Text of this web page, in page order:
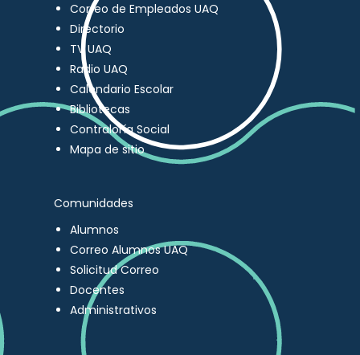
Correo de Empleados UAQ
Directorio
TV UAQ
Radio UAQ
Calendario Escolar
Bibliotecas
Contraloría Social
Mapa de sitio
Comunidades
Alumnos
Correo Alumnos UAQ
Solicitud Correo
Docentes
Administrativos